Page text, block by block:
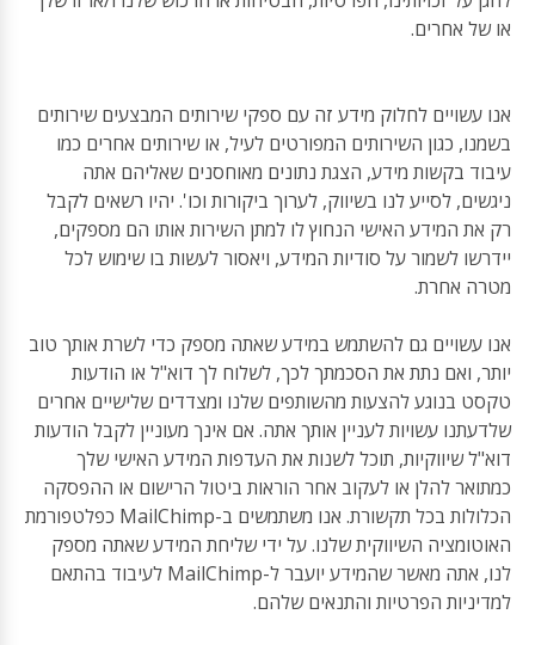
או של אחרים.
אנו עשויים לחלוק מידע זה עם ספקי שירותים המבצעים שירותים
בשמנו, כגון השירותים המפורטים לעיל, או שירותים אחרים כמו
עיבוד בקשות מידע, הצגת נתונים מאוחסנים שאליהם אתה
ניגשים, לסייע לנו בשיווק, לערוך ביקורות וכו'. יהיו רשאים לקבל
רק את המידע האישי הנחוץ לו למתן השירות אותו הם מספקים,
יידרשו לשמור על סודיות המידע, ויאסור לעשות בו שימוש לכל
מטרה אחרת.
אנו עשויים גם להשתמש במידע שאתה מספק כדי לשרת אותך טוב
יותר, ואם נתת את הסכמתך לכך, לשלוח לך דוא"ל או הודעות
טקסט בנוגע להצעות מהשותפים שלנו ומצדדים שלישיים אחרים
שלדעתנו עשויות לעניין אותך אתה. אם אינך מעוניין לקבל הודעות
דוא"ל שיווקיות, תוכל לשנות את העדפות המידע האישי שלך
כמתואר להלן או לעקוב אחר הוראות ביטול הרישום או ההפסקה
הכלולות בכל תקשורת. אנו משתמשים ב-MailChimp כפלטפורמת
האוטומציה השיווקית שלנו. על ידי שליחת המידע שאתה מספק
לנו, אתה מאשר שהמידע יועבר ל-MailChimp לעיבוד בהתאם
למדיניות הפרטיות והתנאים שלהם.